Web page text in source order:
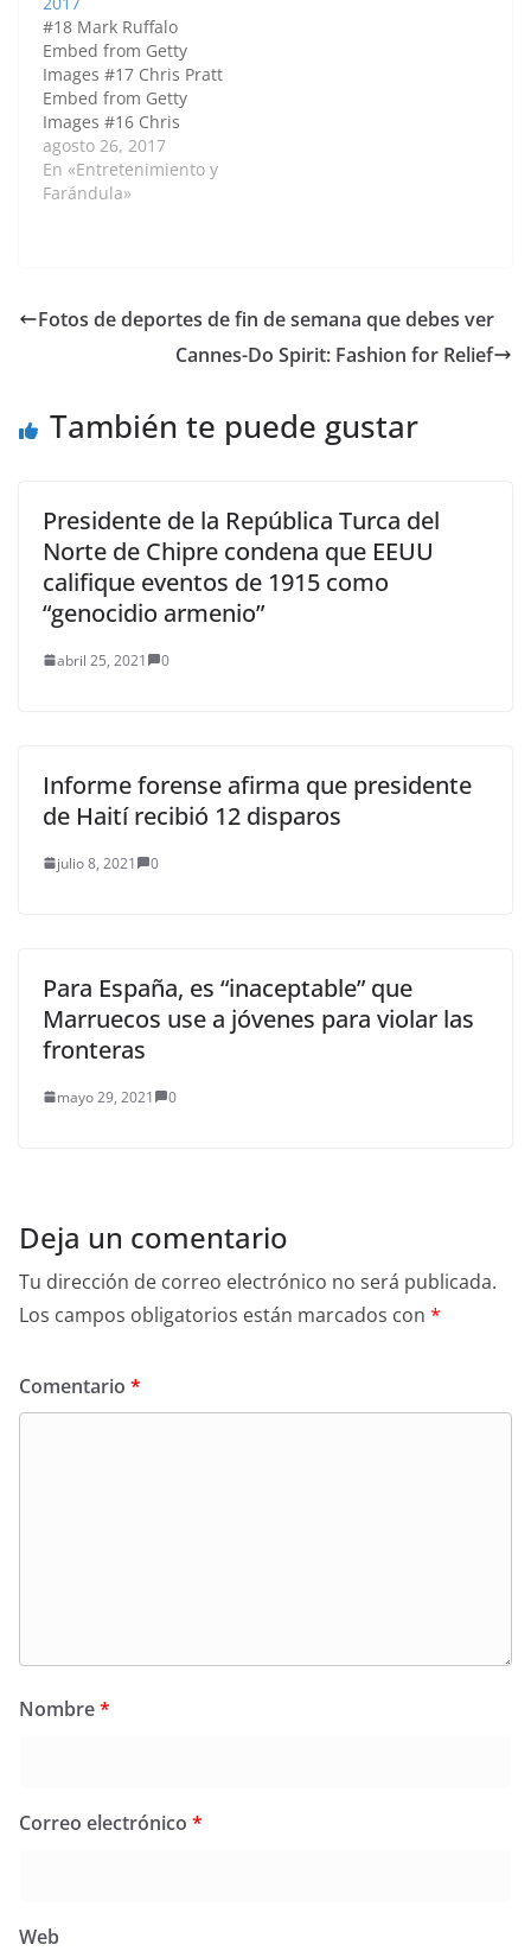
intentando huir del
huracán Harvey
durante las fuertes
inundaciones. Su
vehículo cayó…
#18 Mark Ruffalo
Embed from Getty
Images #17 Chris Pratt
Embed from Getty
Images #16 Chris
Evans Embed from
Getty Images #15
Jeremy Renner Embed
from Getty Images #12
Ryan Gosling Embed
from Getty Images
agosto 26, 2017
En «Entretenimiento y
Farándula»
Fotos de deportes de fin de semana que debes ver
Cannes-Do Spirit: Fashion for Relief
También te puede gustar
Presidente de la República Turca del
Norte de Chipre condena que EEUU
califique eventos de 1915 como
“genocidio armenio”
abril 25, 2021 0
Informe forense afirma que presidente
de Haití recibió 12 disparos
julio 8, 2021 0
Para España, es “inaceptable” que
Marruecos use a jóvenes para violar las
fronteras
mayo 29, 2021 0
Deja un comentario
Tu dirección de correo electrónico no será publicada.
Los campos obligatorios están marcados con *
Comentario *
Nombre*
Correo electrónico *
Web